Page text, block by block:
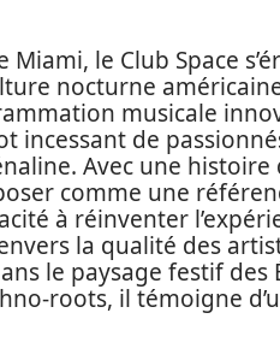
le Club Space
nocturne
musicale
incessant de
Avec une histoire
comme une
à réinventer
la qualité des
le paysage festif des
roots, il témoigne